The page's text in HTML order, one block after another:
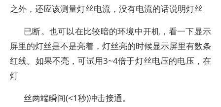
之外，还应该测量灯丝电流，没有电流的话说明灯丝
已断。也可以在比较暗的环境中开机，看一下显示
屏里的灯丝是不是亮着，灯丝亮的时候显示屏里有数条
红线。如果不亮，可试用3~4倍于灯丝电压的电压，在
灯
丝两端瞬间(<1秒)冲击接通。